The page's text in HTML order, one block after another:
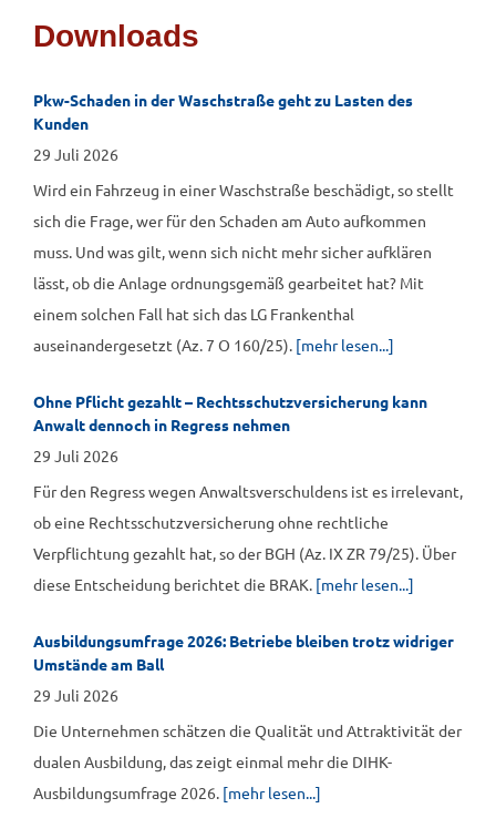
Downloads
Pkw-Schaden in der Waschstraße geht zu Lasten des
Kunden
29 Juli 2026
Wird ein Fahrzeug in einer Waschstraße beschädigt, so stellt
sich die Frage, wer für den Schaden am Auto aufkommen
muss. Und was gilt, wenn sich nicht mehr sicher aufklären
lässt, ob die Anlage ordnungsgemäß gearbeitet hat? Mit
einem solchen Fall hat sich das LG Frankenthal
auseinandergesetzt (Az. 7 O 160/25). [mehr lesen...]
Ohne Pflicht gezahlt – Rechtsschutzversicherung kann
Anwalt dennoch in Regress nehmen
29 Juli 2026
Für den Regress wegen Anwaltsverschuldens ist es irrelevant,
ob eine Rechtsschutzversicherung ohne rechtliche
Verpflichtung gezahlt hat, so der BGH (Az. IX ZR 79/25). Über
diese Entscheidung berichtet die BRAK. [mehr lesen...]
Ausbildungsumfrage 2026: Betriebe bleiben trotz widriger
Umstände am Ball
29 Juli 2026
Die Unternehmen schätzen die Qualität und Attraktivität der
dualen Ausbildung, das zeigt einmal mehr die DIHK-
Ausbildungsumfrage 2026. [mehr lesen...]